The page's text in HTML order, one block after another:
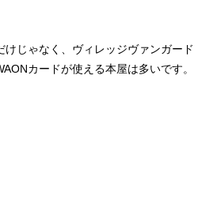
けじゃなく、ヴィレッジヴァンガード
カードが使える本屋は多いです。